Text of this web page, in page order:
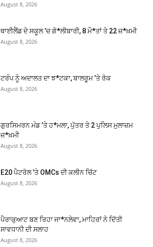
August 8, 2026
ਥਾਈਲੈਂਡ ਦੇ ਸਕੂਲ ’ਚ ਗੋ*ਲੀਬਾਰੀ, 8 ਮੌ*ਤਾਂ ਤੇ 22 ਜ਼*ਖ਼ਮੀ
August 8, 2026
ਟਰੰਪ ਨੂੰ ਅਦਾਲਤ ਦਾ ਝ*ਟਕਾ, ਬਾਲਰੂਮ ’ਤੇ ਰੋਕ
August 8, 2026
ਗੁਰਸਿਮਰਨ ਮੰਡ ’ਤੇ ਹ*ਮਲਾ, ਪੁੱਤਰ ਤੇ 2 ਪੁਲਿਸ ਮੁਲਾਜ਼ਮ
ਜ਼*ਖ਼ਮੀ
August 8, 2026
E20 ਪੈਟਰੋਲ ’ਤੇ OMCs ਦੀ ਕਲੀਨ ਚਿੱਟ
August 8, 2026
ਪੈਰਾਕੁਆਟ ਬਣ ਰਿਹਾ ਜਾ*ਨਲੇਵਾ, ਮਾਹਿਰਾਂ ਨੇ ਦਿੱਤੀ
ਸਾਵਧਾਨੀ ਦੀ ਸਲਾਹ
August 8, 2026